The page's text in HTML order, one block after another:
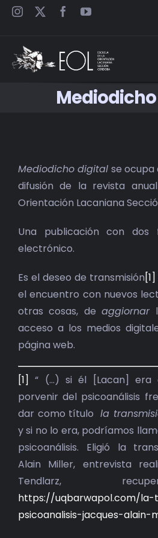
Saltar
Mediodicho digital se ocupa
difusión de la revista
Orientación Lacaniana
Una publicación con dos
electrónico.
Es el deseo de transmisión[1]
el encuentro con nuevos
otras cosas, deaggiornar
acceso a los medios
página web.
[1] “ (…) si él [Lacan] era
porvenir del psicoanálisis
dar como títulola
y si no lo era, podríamos
psicoanálisis. Eligió la
Alain Miller, entrevista
Tendlarz,
https://uqbarwapol.com/la-
psicoanalisis-jacques-alain-